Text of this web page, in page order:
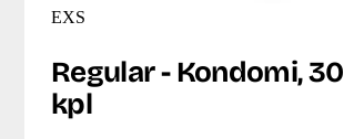
EXS
Regular - Kondomi, 30
kpl